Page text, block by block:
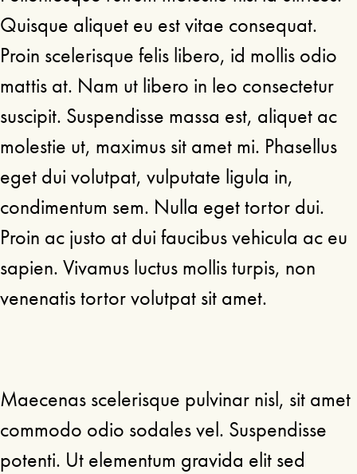
Quisque aliquet eu est vitae consequat.
Proin scelerisque felis libero, id mollis odio
mattis at. Nam ut libero in leo consectetur
suscipit. Suspendisse massa est, aliquet ac
molestie ut, maximus sit amet mi. Phasellus
eget dui volutpat, vulputate ligula in,
condimentum sem. Nulla eget tortor dui.
Proin ac justo at dui faucibus vehicula ac eu
sapien. Vivamus luctus mollis turpis, non
venenatis tortor volutpat sit amet.
Maecenas scelerisque pulvinar nisl, sit amet
commodo odio sodales vel. Suspendisse
potenti. Ut elementum gravida elit sed